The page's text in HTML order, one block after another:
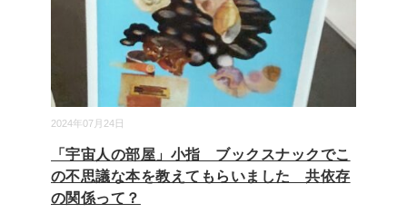
2024年07月24日
「宇宙人の部屋」小指 ブックスナックでこ
の不思議な本を教えてもらいました 共依存
の関係って？